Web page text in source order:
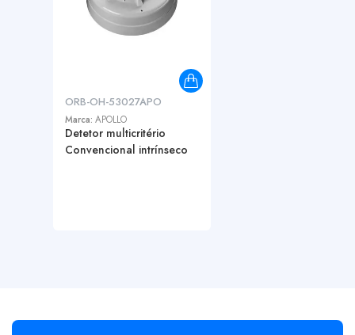
ORB-OH-53027APO
Marca:APOLLO
Detetor multicritério
Convencional intrínseco